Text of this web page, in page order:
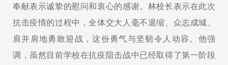
奉献表示诚挚的慰问和衷心的感谢。林校长表示在此次
抗击疫情的过程中，全体交大人毫不退缩、众志成城、
肩并肩地勇敢迎战，这份勇气与坚韧令人动容。他强
调，虽然目前学校在抗疫阻击战中已经取得了第一阶段